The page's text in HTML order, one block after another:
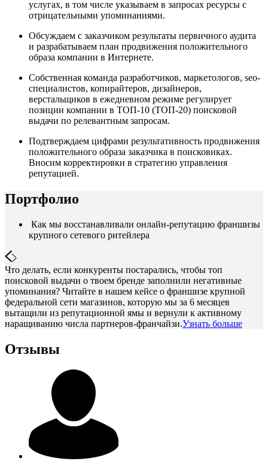
услугах, в том числе указываем в запросах ресурсы с
отрицательными упоминаниями.
Обсуждаем с заказчиком результаты первичного аудита
и разрабатываем план продвижения положительного
образа компании в Интернете.
Собственная команда разработчиков, маркетологов, seo-
специалистов, копирайтеров, дизайнеров,
верстальщиков в ежедневном режиме регулирует
позиции компании в ТОП-10 (ТОП-20) поисковой
выдачи по релевантным запросам.
Подтверждаем цифрами результативность продвижения
положительного образа заказчика в поисковиках.
Вносим корректировки в стратегию управления
репутацией.
Портфолио
Как мы восстанавливали онлайн-репутацию франшизы
крупного сетевого ритейлера
Что делать, если конкуренты постарались, чтобы топ
поисковой выдачи о твоем бренде заполнили негативные
упоминания? Читайте в нашем кейсе о франшизе крупной
федеральной сети магазинов, которую мы за 6 месяцев
вытащили из репутационной ямы и вернули к активному
наращиванию числа партнеров-франчайзи.Узнать больше
Отзывы